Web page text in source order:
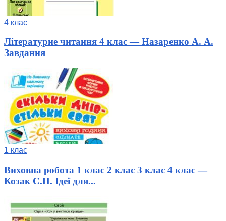
4 клас
Літературне читання 4 клас — Назаренко А. А.
Завдання
1 клас
Виховна робота 1 клас 2 клас 3 клас 4 клас —
Козак С.П. Ідеї для...